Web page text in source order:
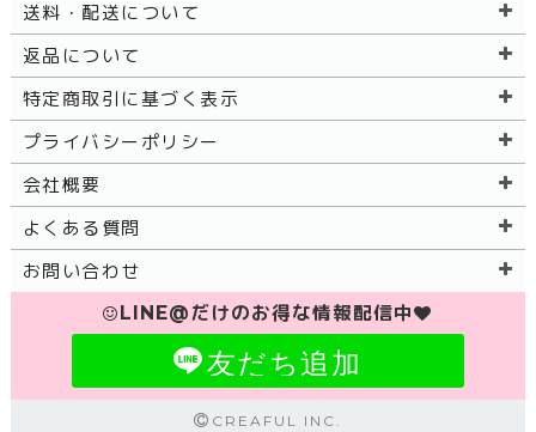
送料・配送について
返品について
特定商取引に基づく表示
プライバシーポリシー
会社概要
よくある質問
お問い合わせ
LINE@だけのお得な情報配信中
友だち追加
CREAFUL INC.